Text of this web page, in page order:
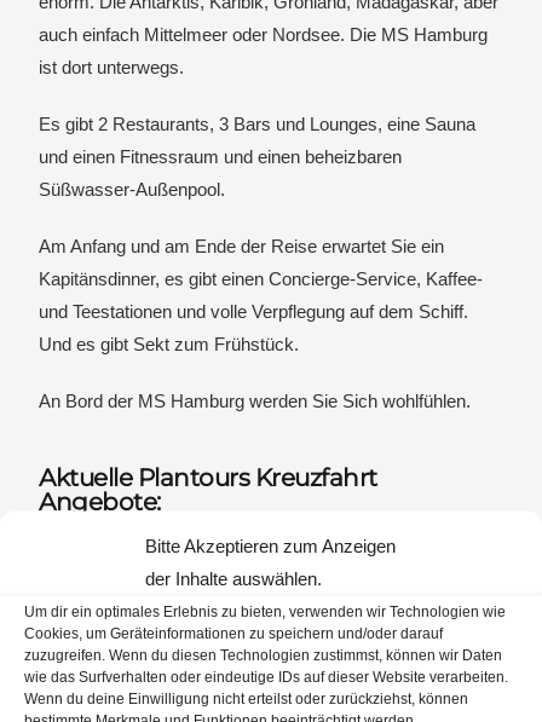
Bitte Akzeptieren zum Anzeigen
der Inhalte auswählen.
Um dir ein optimales Erlebnis zu bieten, verwenden wir Technologien wie
Cookies, um Geräteinformationen zu speichern und/oder darauf
zuzugreifen. Wenn du diesen Technologien zustimmst, können wir Daten
wie das Surfverhalten oder eindeutige IDs auf dieser Website verarbeiten.
Wenn du deine Einwilligung nicht erteilst oder zurückziehst, können
auch einfach Mittelmeer oder Nordsee. Die MS Hamburg
ist dort unterwegs.
Es gibt 2 Restaurants, 3 Bars und Lounges, eine Sauna
und einen Fitnessraum und einen beheizbaren
Süßwasser-Außenpool.
Am Anfang und am Ende der Reise erwartet Sie ein
Kapitänsdinner, es gibt einen Concierge-Service, Kaffee-
und Teestationen und volle Verpflegung auf dem Schiff.
Und es gibt Sekt zum Frühstück.
An Bord der MS Hamburg werden Sie Sich wohlfühlen.
Aktuelle Plantours Kreuzfahrt
Angebote: